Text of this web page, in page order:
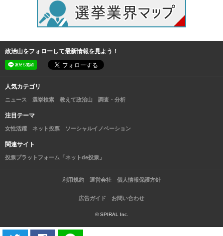
政治山をフォローして最新情報を見よう！
人気カテゴリ
ニュース 選挙検索 教えて政治山 調査・分析
注目テーマ
女性活躍 ネット投票 ソーシャルイノベーション
関連サイト
投票プラットフォーム「ネットde投票」
利用規約 運営会社 個人情報保護方針
広告ガイド お問い合わせ
© SPIRAL Inc.